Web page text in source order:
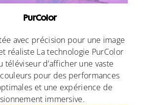
PurColor
avec précision pour une image
réaliste La technologie PurColor
téléviseur d’afficher une vaste
pour des performances
et une expérience de
immersive.